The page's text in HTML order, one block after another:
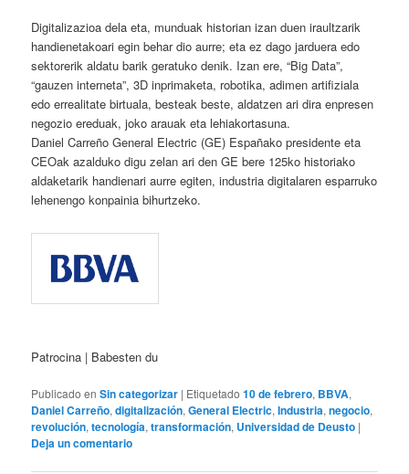
Digitalizazioa dela eta, munduak historian izan duen iraultzarik
handienetakoari egin behar dio aurre; eta ez dago jarduera edo
sektorerik aldatu barik geratuko denik. Izan ere, “Big Data”,
“gauzen interneta”, 3D inprimaketa, robotika, adimen artifiziala
edo errealitate birtuala, besteak beste, aldatzen ari dira enpresen
negozio ereduak, joko arauak eta lehiakortasuna.
Daniel Carreño General Electric (GE) Españako presidente eta
CEOak azalduko digu zelan ari den GE bere 125ko historiako
aldaketarik handienari aurre egiten, industria digitalaren esparruko
lehenengo konpainia bihurtzeko.
Patrocina | Babesten du
Publicado en Sin categorizar | Etiquetado 10 de febrero, BBVA,
Daniel Carreño,digitalización,General Electric,Industria,negocio,
revolución,tecnología,transformación, Universidad de Deusto |
Deja un comentario